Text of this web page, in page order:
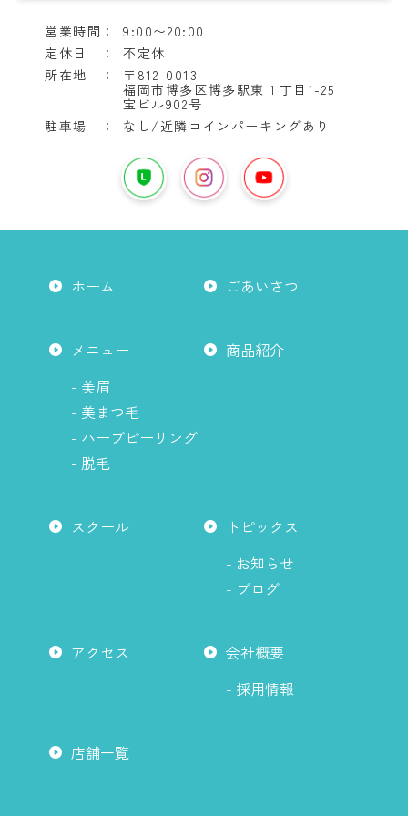
営業時間：
9:00〜20:00
定休日 ：
不定休
所在地 ：
〒812-0013
福岡市博多区博多駅東１丁目1-25
宝ビル902号
駐車場 ：
なし/近隣コインパーキングあり
LINE
こ
イ
ス
グ
ラ
は
YouTube
は
ち
か
ら
ホーム ごあいさつ
メニュー
- 美眉
- 美まつ毛
- ハーブピーリング
- 脱毛
商品紹介
スクール
トピックス
- お知らせ
- ブログ
アクセス
会社概要
- 採用情報
店舗一覧